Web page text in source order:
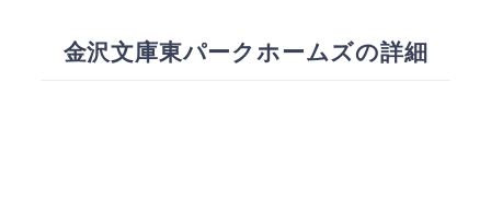
金沢文庫東パークホームズの詳細